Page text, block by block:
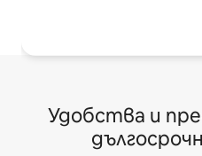
Удобства и